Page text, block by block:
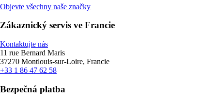
Objevte všechny naše značky
Zákaznický servis ve Francie
Kontaktujte nás
11 rue Bernard Maris
37270 Montlouis-sur-Loire, Francie
+33 1 86 47 62 58
Bezpečná platba